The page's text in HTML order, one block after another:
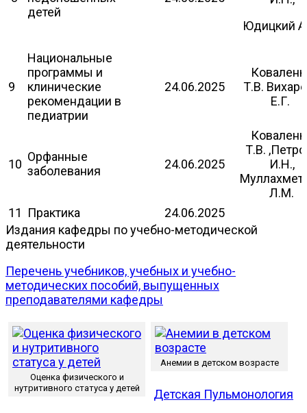
детей
Юдицкий
9
Национальные
программы и
клинические
рекомендации в
педиатрии
24.06.2025
Т.В.
Е.Г.
10
Орфанные
заболевания
24.06.2025
Т.В.
И.Н.,
Л.М.
11
Практика
24.06.2025
Издания кафедры по учебно-методической
деятельности
Перечень учебников, учебных и учебно-
методических пособий, выпущенных
преподавателями кафедры
Оценка физического и
нутритивного статуса у детей
Анемии в детском возрасте
Детская Пульмонология